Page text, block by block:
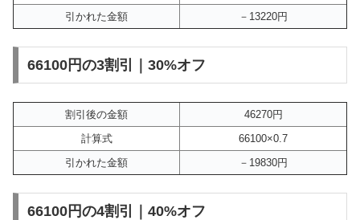
引かれた金額
－13220円
66100円の3割引｜30%オフ
割引後の金額
46270円
計算式
66100×0.7
引かれた金額
－19830円
66100円の4割引｜40%オフ